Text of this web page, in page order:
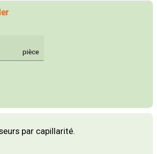
pièce
par capillarité.